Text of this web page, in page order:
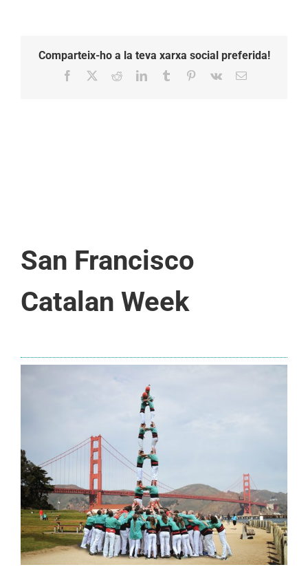
Comparteix-ho a la teva xarxa social preferida!
Facebook RedditLinkedInTumblr Pinterest
Vk Email:
San Francisco
Catalan Week